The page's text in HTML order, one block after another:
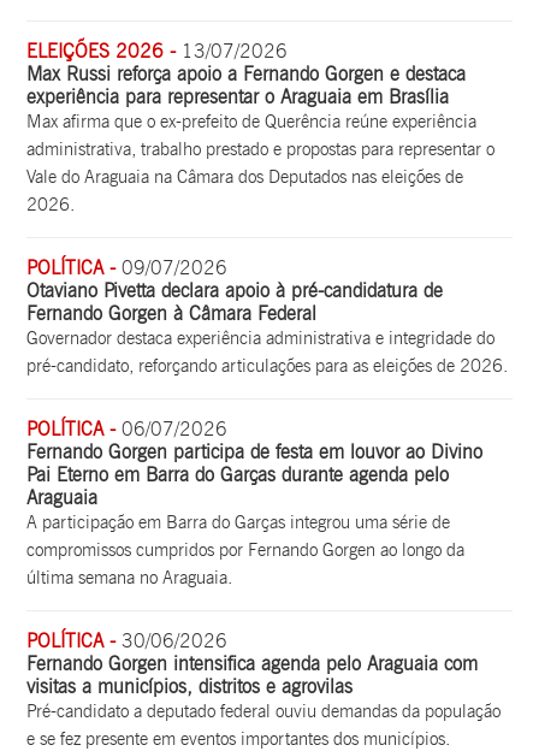
ELEIÇÕES 2026 - 13/07/2026
Max Russi reforça apoio a Fernando Gorgen e destaca
experiência para representar o Araguaia em Brasília
Max afirma que o ex-prefeito de Querência reúne experiência
administrativa, trabalho prestado e propostas para representar o
Vale do Araguaia na Câmara dos Deputados nas eleições de
2026.
POLÍTICA -09/07/2026
Otaviano Pivetta declara apoio à pré-candidatura de
Fernando Gorgen à Câmara Federal
Governador destaca experiência administrativa e integridade do
pré-candidato, reforçando articulações para as eleições de 2026.
POLÍTICA -06/07/2026
Fernando Gorgen participa de festa em louvor ao Divino
Pai Eterno em Barra do Garças durante agenda pelo
Araguaia
A participação em Barra do Garças integrou uma série de
compromissos cumpridos por Fernando Gorgen ao longo da
última semana no Araguaia.
POLÍTICA -30/06/2026
Fernando Gorgen intensifica agenda pelo Araguaia com
visitas a municípios, distritos e agrovilas
Pré-candidato a deputado federal ouviu demandas da população
e se fez presente em eventos importantes dos municípios.